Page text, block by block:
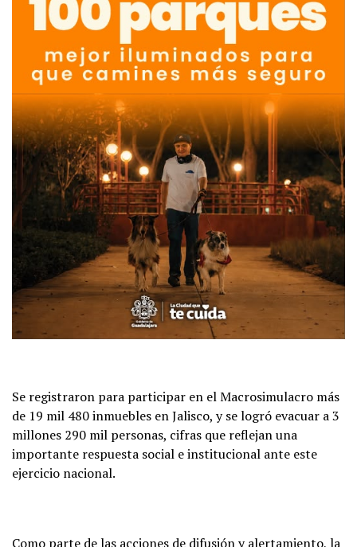
Se registraron para participar en el Macrosimulacro más
de 19 mil 480 inmuebles en Jalisco, y se logró evacuar a 3
millones 290 mil personas, cifras que reflejan una
importante respuesta social e institucional ante este
ejercicio nacional.
Como parte de las acciones de difusión y alertamiento, la